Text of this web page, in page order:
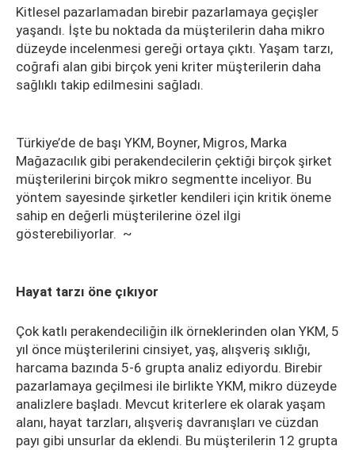
Kitlesel pazarlamadan birebir pazarlamaya geçişler
yaşandı. İşte bu noktada da müşterilerin daha mikro
düzeyde incelenmesi gereği ortaya çıktı. Yaşam tarzı,
coğrafi alan gibi birçok yeni kriter müşterilerin daha
sağlıklı takip edilmesini sağladı.
Türkiye’de de başı YKM, Boyner, Migros, Marka
Mağazacılık gibi perakendecilerin çektiği birçok şirket
müşterilerini birçok mikro segmentte inceliyor. Bu
yöntem sayesinde şirketler kendileri için kritik öneme
sahip en değerli müşterilerine özel ilgi
gösterebiliyorlar. ~
Hayat tarzı öne çıkıyor
Çok katlı perakendeciliğin ilk örneklerinden olan YKM, 5
yıl önce müşterilerini cinsiyet, yaş, alışveriş sıklığı,
harcama bazında 5-6 grupta analiz ediyordu. Birebir
pazarlamaya geçilmesi ile birlikte YKM, mikro düzeyde
analizlere başladı. Mevcut kriterlere ek olarak yaşam
alanı, hayat tarzları, alışveriş davranışları ve cüzdan
payı gibi unsurlar da eklendi. Bu müşterilerin 12 grupta